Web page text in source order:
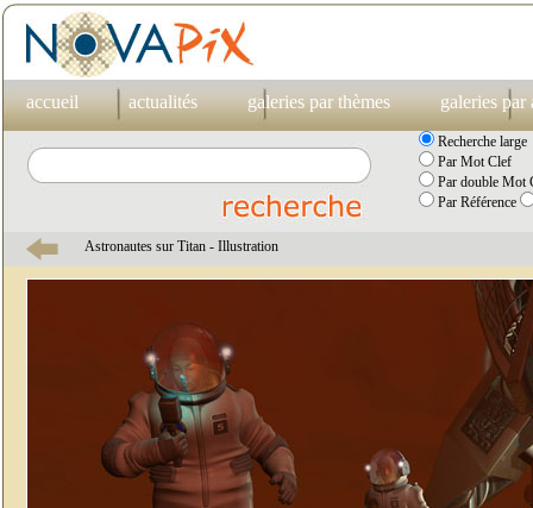
accueil actualités galeries par thèmes galeries par
Recherche large
Par Mot Clef
Par double Mot
Par Référence
Astronautes sur Titan - Illustration